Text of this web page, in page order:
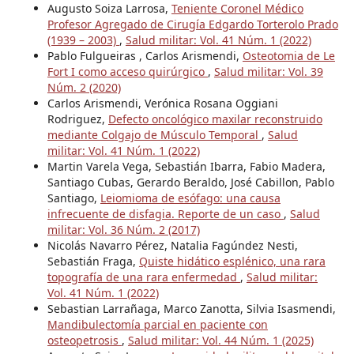
Augusto Soiza Larrosa, Teniente Coronel Médico
Profesor Agregado de Cirugía Edgardo Torterolo Prado
(1939 – 2003) , Salud militar: Vol. 41 Núm. 1 (2022)
Pablo Fulgueiras , Carlos Arismendi, Osteotomia de Le
Fort I como acceso quirúrgico , Salud militar: Vol. 39
Núm. 2 (2020)
Carlos Arismendi, Verónica Rosana Oggiani
Rodriguez, Defecto oncológico maxilar reconstruido
mediante Colgajo de Músculo Temporal , Salud
militar: Vol. 41 Núm. 1 (2022)
Martin Varela Vega, Sebastián Ibarra, Fabio Madera,
Santiago Cubas, Gerardo Beraldo, José Cabillon, Pablo
Santiago, Leiomioma de esófago: una causa
infrecuente de disfagia. Reporte de un caso , Salud
militar: Vol. 36 Núm. 2 (2017)
Nicolás Navarro Pérez, Natalia Fagúndez Nesti,
Sebastián Fraga, Quiste hidático esplénico, una rara
topografía de una rara enfermedad , Salud militar:
Vol. 41 Núm. 1 (2022)
Sebastian Larrañaga, Marco Zanotta, Silvia Isasmendi,
Mandibulectomía parcial en paciente con
osteopetrosis , Salud militar: Vol. 44 Núm. 1 (2025)